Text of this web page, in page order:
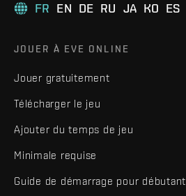
FR EN DE RU JA KO ES
JOUER À EVE ONLINE
Jouer gratuitement
Télécharger le jeu
Ajouter du temps de jeu
Minimale requise
Guide de démarrage pour débutant